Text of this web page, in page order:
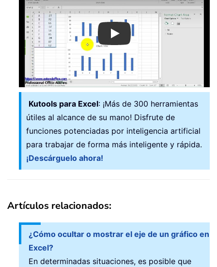
Play
Kutools para Excel: ¡Más de 300 herramientas
útiles al alcance de su mano! Disfrute de
funciones potenciadas por inteligencia artificial
para trabajar de forma más inteligente y rápida.
¡Descárguelo ahora!
Artículos relacionados:
¿Cómo ocultar o mostrar el eje de un gráfico en
Excel?
En determinadas situaciones, es posible que